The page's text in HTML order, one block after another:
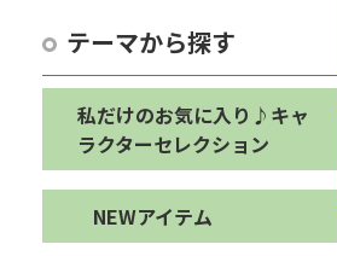
袋など
ステーショナリーその他
オブジェ
バス・トイレアイテム
ホームインテリアその他
エプロン・鍋敷き・鍋つかみ
布巾・手ぬぐい・たわし
コースター・ランチョンマッ
ト
キッチンその他
オブジェ・ぬいぐるみ
バッグ・シューズケース・ペ
ンケース
キッズその他
テーマから探す
私だけのお気に入り♪キャ
ラクターセレクション
NEWアイテム